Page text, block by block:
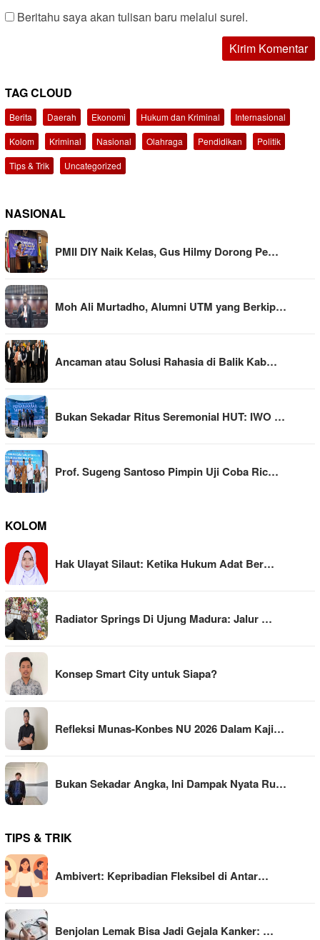
Beritahu saya akan tulisan baru melalui surel.
TAG CLOUD
Berita Daerah Ekonomi Hukum dan Kriminal
Internasional
Kolom
Kriminal Nasional Olahraga Pendidikan
Politik
Tips & Trik
Uncategorized
NASIONAL
PMII DIY Naik Kelas, Gus Hilmy Dorong Pe…
Moh Ali Murtadho, Alumni UTM yang Berkip…
Ancaman atau Solusi Rahasia di Balik Kab…
Bukan Sekadar Ritus Seremonial HUT: IWO …
Prof. Sugeng Santoso Pimpin Uji Coba Ric…
KOLOM
Hak Ulayat Silaut: Ketika Hukum Adat Ber…
Radiator Springs Di Ujung Madura: Jalur …
Konsep Smart City untuk Siapa?
Refleksi Munas-Konbes NU 2026 Dalam Kaji…
Bukan Sekadar Angka, Ini Dampak Nyata Ru…
TIPS & TRIK
Ambivert: Kepribadian Fleksibel di Antar…
Benjolan Lemak Bisa Jadi Gejala Kanker: …